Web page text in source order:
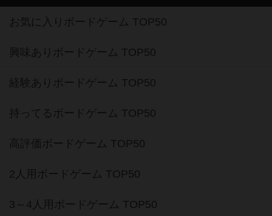
お気に入りボードゲーム TOP50
興味ありボードゲーム TOP50
経験ありボードゲーム TOP50
持ってるボードゲーム TOP50
高評価ボードゲーム TOP50
2人用ボードゲーム TOP50
3～4人用ボードゲーム TOP50